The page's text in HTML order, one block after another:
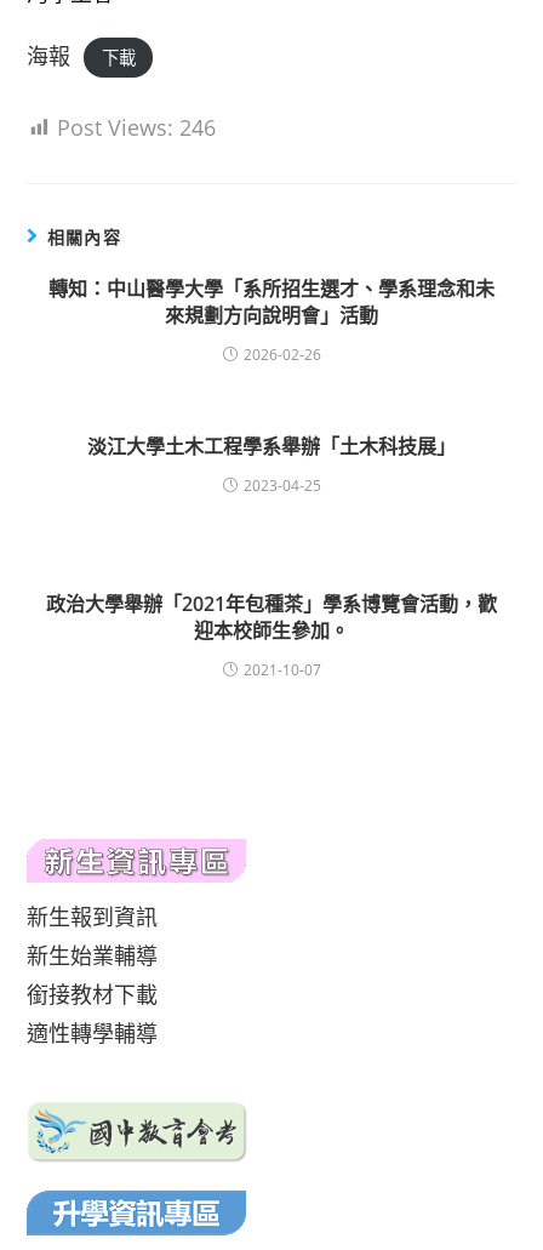
海報 下載
Post Views: 246
相關內容
轉知：中山醫學大學「系所招生選才、學系理念和未
來規劃方向說明會」活動
2026-02-26
淡江大學土木工程學系舉辦「土木科技展」
2023-04-25
政治大學舉辦「2021年包種茶」學系博覽會活動，歡
迎本校師生參加。
2021-10-07
新生報到資訊
新生始業輔導
銜接教材下載
適性轉學輔導